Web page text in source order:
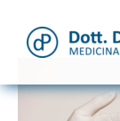
Dott.